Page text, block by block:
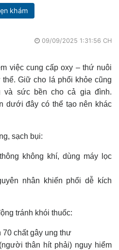
khám
09/09/2025 1:31:56 CH
việc cung cấp oxy – thứ nuôi
Giữ cho lá phổi khỏe cũng
sức bền cho cả gia đình.
dưới đây có thể tạo nên khác
sạch bụi:
không khí, dùng máy lọc
nhân khiến phổi dễ kích
tránh khói thuốc:
chất gây ung thư
thân hít phải) nguy hiểm